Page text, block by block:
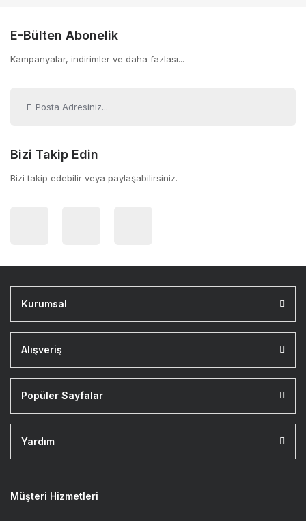
E-Bülten Abonelik
Kampanyalar, indirimler ve daha fazlası...
Bizi Takip Edin
Bizi takip edebilir veya paylaşabilirsiniz.
Kurumsal
Alışveriş
Popüler Sayfalar
Yardım
Müşteri Hizmetleri